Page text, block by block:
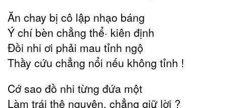
Ăn chay bị cô lập nhạo báng
Ý chí bèn chẳng thể· kiên định
Đồi nhi ơi phải mau tỉnh ngộ
Thầy cứu chẳng nổi nếu không tỉnh !
Cớ sao đồ nhi từng đứa một
Làm trái thệ nguyện, chẳng giữ lời ?